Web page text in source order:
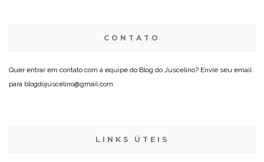
CONTATO
Quer entrar em contato com a equipe do Blog do Juscelino? Envie seu email
para blogdojuscelino@gmail.com
LINKS ÚTEIS